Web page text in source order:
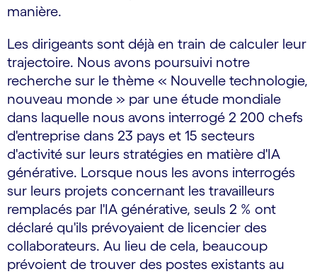
manière.
Les dirigeants sont déjà en train de calculer leur
trajectoire. Nous avons poursuivi notre
recherche sur le thème « Nouvelle technologie,
nouveau monde » par une étude mondiale
dans laquelle nous avons interrogé 2 200 chefs
d'entreprise dans 23 pays et 15 secteurs
d'activité sur leurs stratégies en matière d'IA
générative. Lorsque nous les avons interrogés
sur leurs projets concernant les travailleurs
remplacés par l'IA générative, seuls 2 % ont
déclaré qu'ils prévoyaient de licencier des
collaborateurs. Au lieu de cela, beaucoup
prévoient de trouver des postes existants au